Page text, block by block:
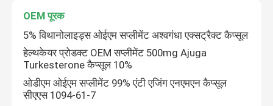
कॉस्मेटिक कच्चे माल
प्रोटीन और पेप्टाइड
प्रोबायोटिक्स पाउडर
OEM पूरक
5% विथानोलाइड्स ओईएम सप्लीमेंट अश्वगंधा एक्सट्रैक्ट कैप्सूल
हेल्थकेयर प्रोडक्ट OEM सप्लीमेंट 500mg Ajuga
Turkesterone कैप्सूल 10%
ओडीएम ओईएम सप्लीमेंट 99% एंटी एजिंग एनएमएन कैप्सूल
सीएएस 1094-61-7